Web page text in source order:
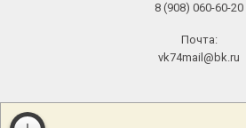
8 (908) 060-60-20
Почта:
vk74mail@bk.ru